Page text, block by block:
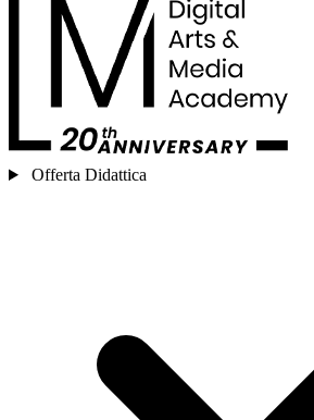
Offerta Didattica